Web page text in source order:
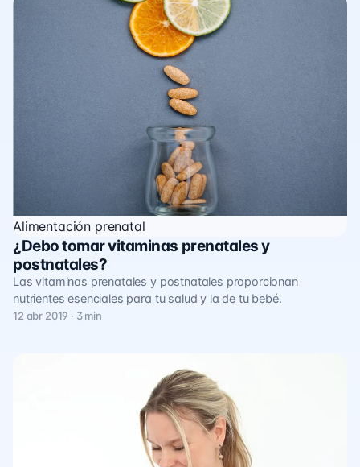
Alimentación prenatal
¿Debo tomar vitaminas prenatales y
postnatales?
Las vitaminas prenatales y postnatales proporcionan
nutrientes esenciales para tu salud y la de tu bebé.
12 abr 2019 · 3 min